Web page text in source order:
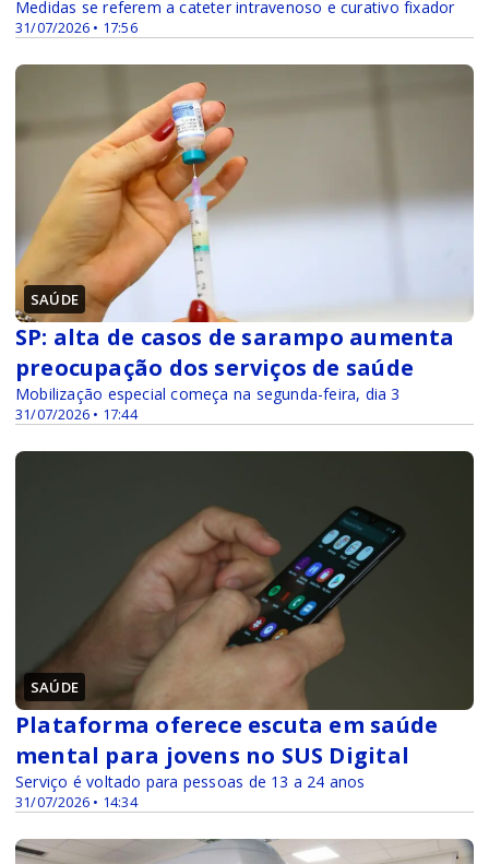
31/07/2026 • 17:56
Medidas se referem a cateter intravenoso e curativo fixador
SAÚDE
31/07/2026 • 17:44
SP: alta de casos de sarampo aumenta
preocupação dos serviços de saúde
Mobilização especial começa na segunda-feira, dia 3
SAÚDE
31/07/2026 • 14:34
Plataforma oferece escuta em saúde
mental para jovens no SUS Digital
Serviço é voltado para pessoas de 13 a 24 anos